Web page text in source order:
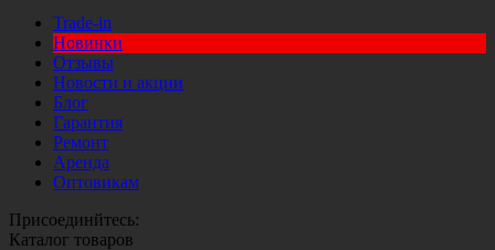
Trade-in
Новинки
Отзывы
Новости и акции
Блог
Гарантия
Ремонт
Аренда
Оптовикам
Присоединйтесь:
Каталог товаров